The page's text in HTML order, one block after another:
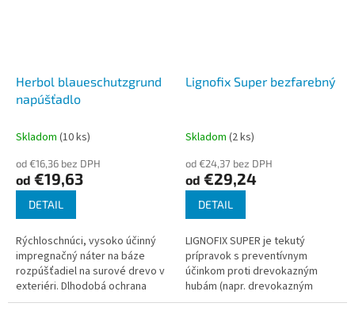
Herbol blaueschutzgrund
napúšťadlo
Skladom (10 ks)
od €16,36 bez DPH
od €19,63
DETAIL
Rýchloschnúci, vysoko účinný
impregnačný náter na báze
rozpúšťadiel na surové drevo v
exteriéri. Dlhodobá ochrana
dreva pred modraním, plesňami
Lignofix Super bezfarebný
Skladom (2 ks)
od €24,37 bez DPH
od €29,24
DETAIL
LIGNOFIX SUPER je tekutý
prípravok s preventívnym
účinkom proti drevokazným
hubám (napr. drevokazným
hubám), plesniam a s